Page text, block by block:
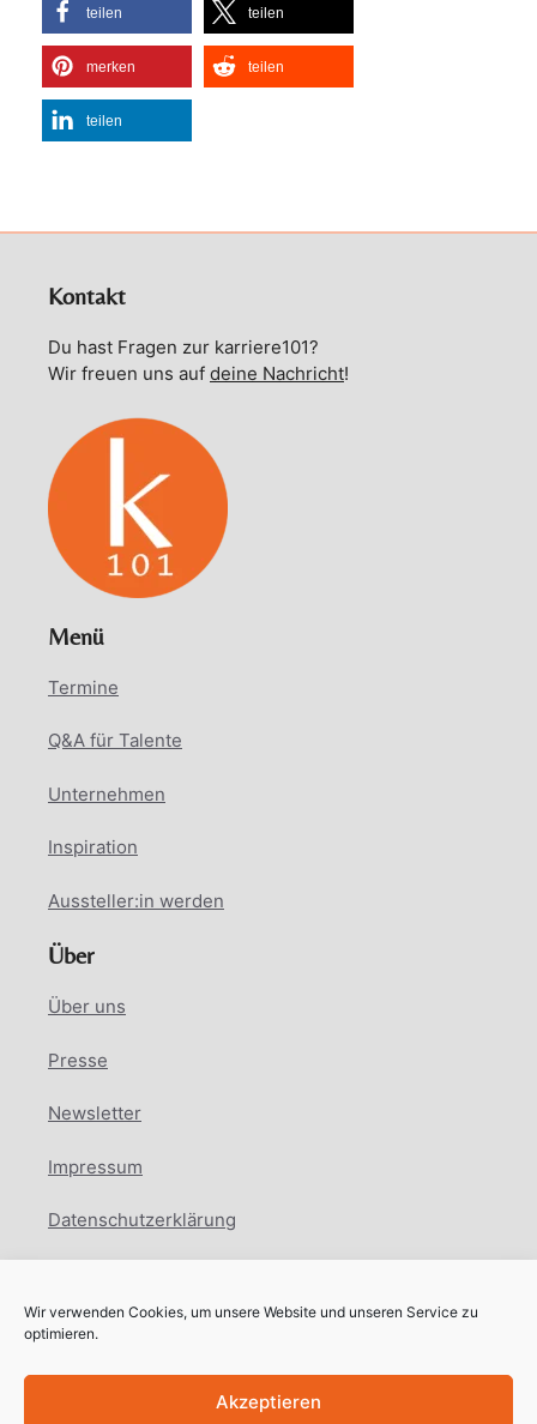
Wir verwenden Cookies, um unsere Website und unseren Service zu
optimieren.
Akzeptieren
teilen teilen
merken teilen
teilen
Kontakt
Du hast Fragen zur karriere101?
Wir freuen uns auf deine Nachricht!
Menü
Termine
Q&A für Talente
Unternehmen
Inspiration
Aussteller:in werden
Über
Über uns
Presse
Newsletter
Impressum
Datenschutzerklärung
Facebook
Instagram
LinkedIn